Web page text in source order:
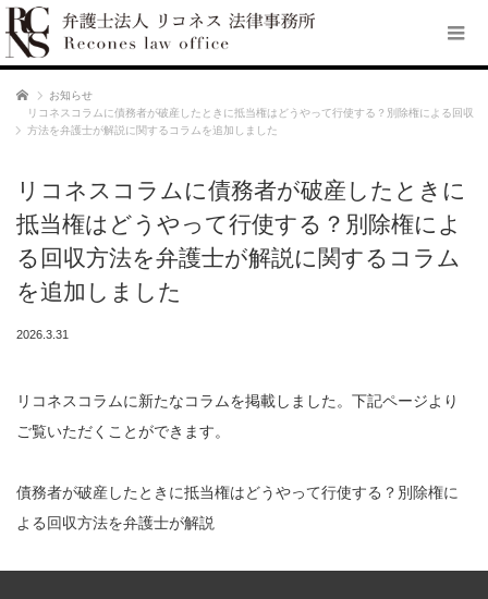
ホーム お知らせ
リコネスコラムに債務者が破産したときに抵当権はどうやって行使する？別除権による回収
方法を弁護士が解説に関するコラムを追加しました
リコネスコラムに債務者が破産したときに
抵当権はどうやって行使する？別除権によ
る回収方法を弁護士が解説に関するコラム
を追加しました
2026.3.31
リコネスコラムに新たなコラムを掲載しました。下記ページより
ご覧いただくことができます。
債務者が破産したときに抵当権はどうやって行使する？別除権に
よる回収方法を弁護士が解説